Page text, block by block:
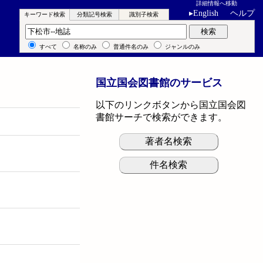
詳細情報へ移動
▸English ヘルプ
キーワード検索 分類記号検索 識別子検索
キーワード検索 検索
すべて 名称のみ 普通件名のみ ジャンルのみ
国立国会図書館のサービス
以下のリンクボタンから国立国会図
書館サーチで検索ができます。
著者名検索
件名検索